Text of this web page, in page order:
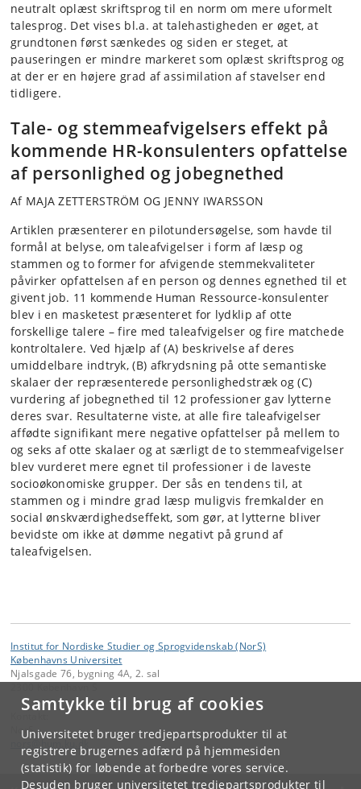
Samtykke til brug af cookies
Universitetet bruger tredjepartsprodukter til at
registrere brugernes adfærd på hjemmesiden
(statistik) for løbende at forbedre vores service.
Desuden bruger universitetet tredjepartsprodukter til
neutralt oplæst skriftsprog til en norm om mere uformelt
talesprog. Det vises bl.a. at talehastigheden er øget, at
grundtonen først sænkedes og siden er steget, at
pauseringen er mindre markeret som oplæst skriftsprog og
at der er en højere grad af assimilation af stavelser end
tidligere.
Tale- og stemmeafvigelsers effekt på
kommende HR-konsulenters opfattelse
af personlighed og jobegnethed
Af MAJA ZETTERSTRÖM OG JENNY IWARSSON
Artiklen præsenterer en pilotundersøgelse, som havde til
formål at belyse, om taleafvigelser i form af læsp og
stammen og to former for afvigende stemmekvaliteter
påvirker opfattelsen af en person og dennes egnethed til et
givent job. 11 kommende Human Ressource-konsulenter
blev i en masketest præsenteret for lydklip af otte
forskellige talere – fire med taleafvigelser og fire matchede
kontroltalere. Ved hjælp af (A) beskrivelse af deres
umiddelbare indtryk, (B) afkrydsning på otte semantiske
skalaer der repræsenterede personlighedstræk og (C)
vurdering af jobegnethed til 12 professioner gav lytterne
deres svar. Resultaterne viste, at alle fire taleafvigelser
affødte signifikant mere negative opfattelser på mellem to
og seks af otte skalaer og at særligt de to stemmeafvigelser
blev vurderet mere egnet til professioner i de laveste
socioøkonomiske grupper. Der sås en tendens til, at
stammen og i mindre grad læsp muligvis fremkalder en
social ønskværdighedseffekt, som gør, at lytterne bliver
bevidste om ikke at dømme negativt på grund af
taleafvigelsen.
Institut for Nordiske Studier og Sprogvidenskab (NorS)
Københavns Universitet
Njalsgade 76, bygning 4A, 2. sal
NorS